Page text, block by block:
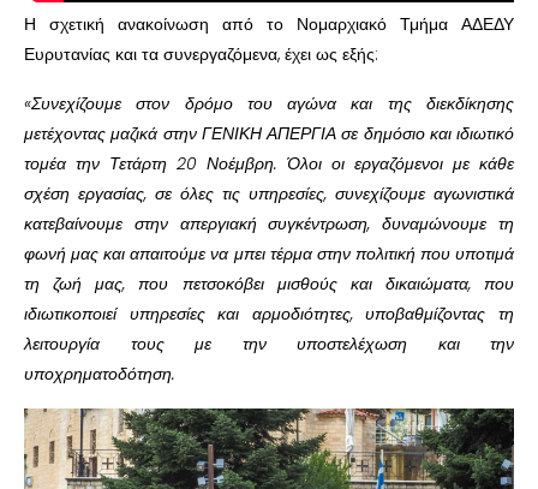
Η σχετική ανακοίνωση από το Νομαρχιακό Τμήμα ΑΔΕΔΥ
Ευρυτανίας και τα συνεργαζόμενα, έχει ως εξής:
«Συνεχίζουμε στον δρόμο του αγώνα και της διεκδίκησης
μετέχοντας μαζικά στην ΓΕΝΙΚΗ ΑΠΕΡΓΙΑ σε δημόσιο και ιδιωτικό
τομέα την Τετάρτη 20 Νοέμβρη. Όλοι οι εργαζόμενοι με κάθε
σχέση εργασίας, σε όλες τις υπηρεσίες, συνεχίζουμε αγωνιστικά
κατεβαίνουμε στην απεργιακή συγκέντρωση, δυναμώνουμε τη
φωνή μας και απαιτούμε να μπει τέρμα στην πολιτική που υποτιμά
τη ζωή μας, που πετσοκόβει μισθούς και δικαιώματα, που
ιδιωτικοποιεί υπηρεσίες και αρμοδιότητες, υποβαθμίζοντας τη
λειτουργία τους με την υποστελέχωση και την
υποχρηματοδότηση.